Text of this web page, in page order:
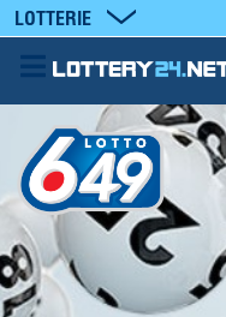
LOTTERIE